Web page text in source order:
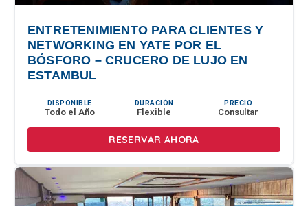
ENTRETENIMIENTO PARA CLIENTES Y
NETWORKING EN YATE POR EL
BÓSFORO – CRUCERO DE LUJO EN
ESTAMBUL
DISPONIBLE
Todo el Año
DURACIÓN
Flexible
PRECIO
Consultar
RESERVAR AHORA